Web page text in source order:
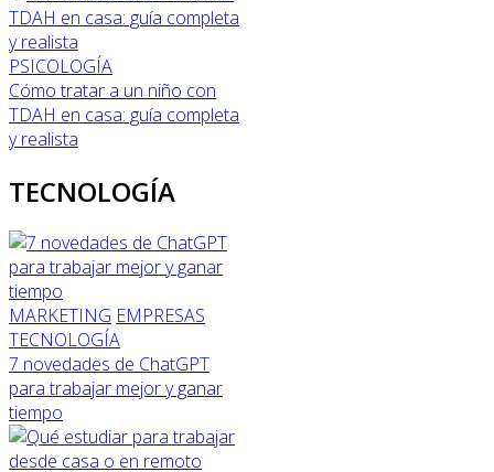
PSICOLOGÍA
Cómo tratar a un niño con
TDAH en casa: guía completa
y realista
TECNOLOGÍA
MARKETING EMPRESAS
TECNOLOGÍA
7 novedades de ChatGPT
para trabajar mejor y ganar
tiempo